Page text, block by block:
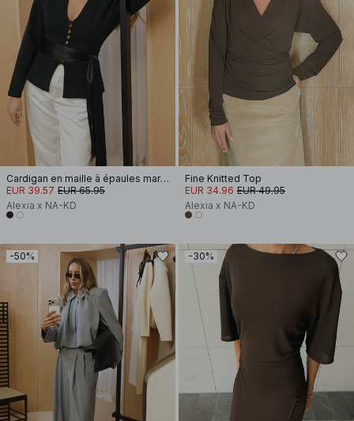
Cardigan en maille à épaules marquées
EUR 39.57 EUR 65.95
Alexia x NA-KD
Fine Knitted Top
EUR 34.96 EUR 49.95
Alexia x NA-KD
-50% -30%